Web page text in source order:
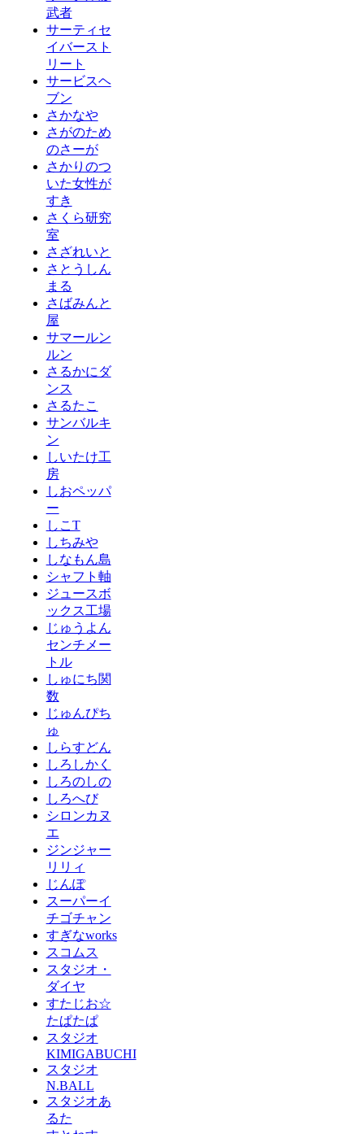
武者
サーティセ
イバースト
リート
サービスヘ
ブン
さかなや
さがのため
のさーが
さかりのつ
いた女性が
すき
さくら研究
室
さざれいと
さとうしん
まる
さばみんと
屋
サマールン
ルン
さるかにダ
ンス
さるたこ
サンバルキ
ン
しいたけ工
房
しおペッパ
ー
しこT
しちみや
しなもん島
シャフト軸
ジュースボ
ックス工場
じゅうよん
センチメー
トル
しゅにち関
数
じゅんぴち
ゅ
しらすどん
しろしかく
しろのしの
しろへび
シロンカヌ
エ
ジンジャー
リリィ
じんぽ
スーパーイ
チゴチャン
すぎなworks
スコムス
スタジオ・
ダイヤ
すたじお☆
たぱたぱ
スタジオ
KIMIGABUCHI
スタジオ
N.BALL
スタジオあ
るた